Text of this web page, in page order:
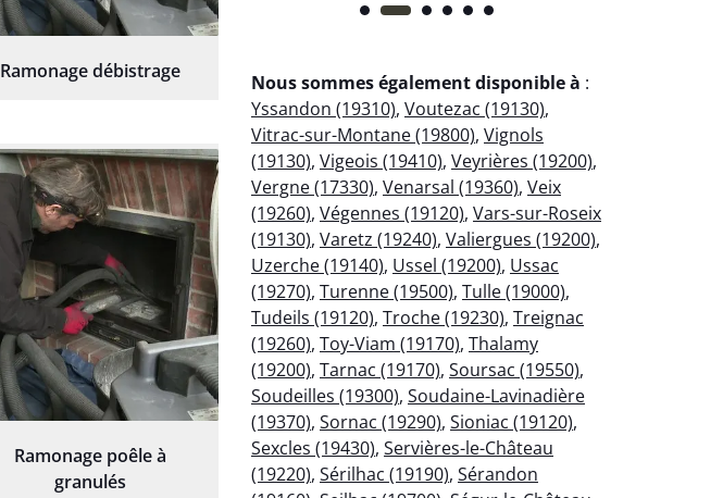
Ramonage débistrage
Ramonage poêle à
granulés
Nous sommes également disponible à :
Yssandon (19310), Voutezac (19130),
Vitrac-sur-Montane (19800), Vignols
(19130), Vigeois (19410), Veyrières (19200),
Vergne (17330), Venarsal (19360), Veix
(19260), Végennes (19120), Vars-sur-Roseix
(19130), Varetz (19240), Valiergues (19200),
Uzerche (19140), Ussel (19200), Ussac
(19270), Turenne (19500), Tulle (19000),
Tudeils (19120), Troche (19230), Treignac
(19260), Toy-Viam (19170), Thalamy
(19200), Tarnac (19170), Soursac (19550),
Soudeilles (19300), Soudaine-Lavinadière
(19370), Sornac (19290), Sioniac (19120),
Sexcles (19430), Servières-le-Château
(19220), Sérilhac (19190), Sérandon